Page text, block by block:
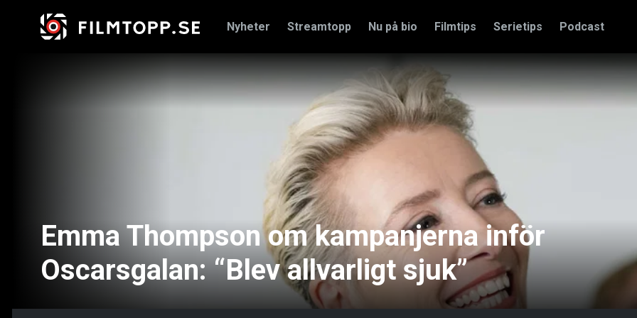
Nyheter Streamtopp Nu på bio Filmtips Serietips Podcast
Emma Thompson om kampanjerna inför
Oscarsgalan: “Blev allvarligt sjuk”